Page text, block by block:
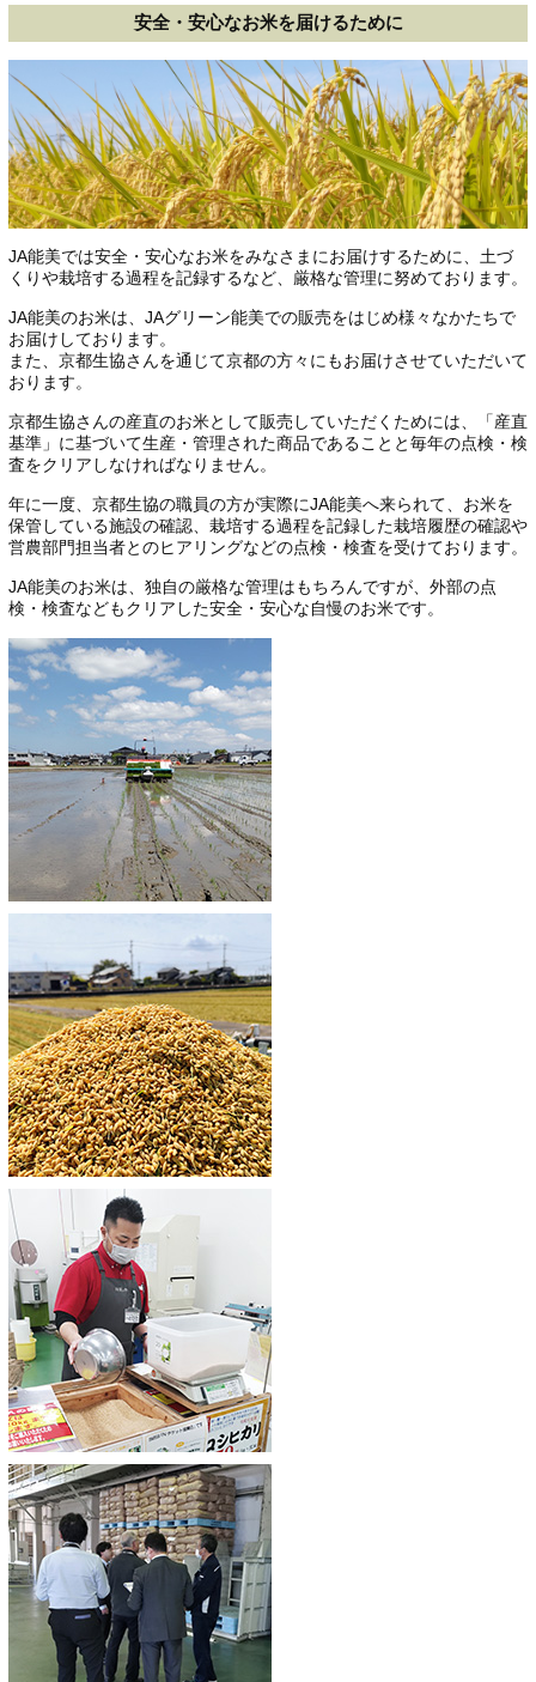
安全・安心なお米を届けるために
JA能美では安全・安心なお米をみなさまにお届けするために、土づ
くりや栽培する過程を記録するなど、厳格な管理に努めております。
JA能美のお米は、JAグリーン能美での販売をはじめ様々なかたちで
お届けしております。
また、京都生協さんを通じて京都の方々にもお届けさせていただいて
おります。
京都生協さんの産直のお米として販売していただくためには、「産直
基準」に基づいて生産・管理された商品であることと毎年の点検・検
査をクリアしなければなりません。
年に一度、京都生協の職員の方が実際にJA能美へ来られて、お米を
保管している施設の確認、栽培する過程を記録した栽培履歴の確認や
営農部門担当者とのヒアリングなどの点検・検査を受けております。
JA能美のお米は、独自の厳格な管理はもちろんですが、外部の点
検・検査などもクリアした安全・安心な自慢のお米です。